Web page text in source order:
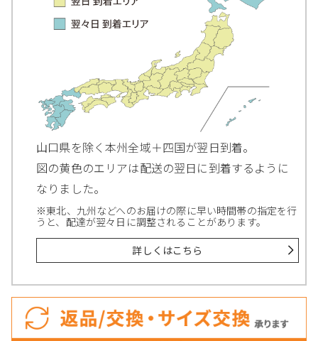
山口県を除く本州全域＋四国が翌日到着。
図の黄色のエリアは配送の翌日に到着するように
なりました。
※東北、九州などへのお届けの際に早い時間帯の指定を行
うと、配達が翌々日に調整されることがあります。
詳しくはこちら